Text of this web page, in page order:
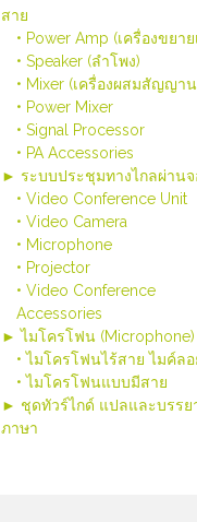
สาย
• Power Amp (เครื่องขยาย
• Speaker (ลำโพง)
• Mixer (เครื่องผสมสัญญาน
• Power Mixer
• Signal Processor
• PA Accessories
► ระบบประชุมทางไกลผ่าน
• Video Conference Unit
• Video Camera
• Microphone
• Projector
• Video Conference
Accessories
► ไมโครโฟน (Microphone)
• ไมโครโฟนไร้สาย ไมค์ลอ
• ไมโครโฟนแบบมีสาย
► ชุดทัวร์ไกด์ แปลและบรรย
ภาษา